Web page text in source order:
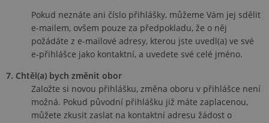
Pokud neznáte ani číslo přihlášky, můžeme Vám jej sdělit
e-mailem, ovšem pouze za předpokladu, že o něj
požádáte z e-mailové adresy, kterou jste uvedl(a) ve své
e-přihlášce jako kontaktní, a uvedete své celé jméno.
7. Chtěl(a) bych změnit obor
Založte si novou přihlášku, změna oboru v přihlášce není
možná. Pokud původní přihlášku již máte zaplacenou,
můžete zkusit zaslat na kontaktní adresu žádost o